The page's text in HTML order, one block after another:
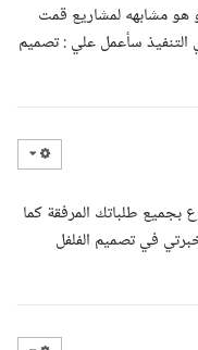
هو مشابهه لمشاريع قمت
التنفيذ سأعمل علي : تصميم
بجميع طلباتك المرفقة كما
في تصميم الفلفل